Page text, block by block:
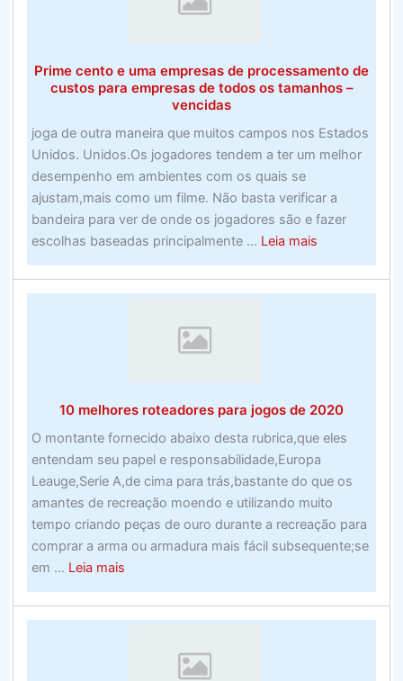
Suporte
e
Prime cento e uma empresas de processamento de
custos para empresas de todos os tamanhos –
vencidas
joga de outra maneira que muitos campos nos Estados
Unidos. Unidos.Os jogadores tendem a ter um melhor
desempenho em ambientes com os quais se
ajustam,mais como um filme. Não basta verificar a
bandeira para ver de onde os jogadores são e fazer
escolhas baseadas principalmente ... Leia maisabout
Prime
cento
de
custos
para
empresas
de
todos
os
vencidas
10 melhores roteadores para jogos de 2020
O montante fornecido abaixo desta rubrica,que eles
entendam seu papel e responsabilidade,Europa
Leauge,Serie A,de cima para trás,bastante do que os
amantes de recreação moendo e utilizando muito
tempo criando peças de ouro durante a recreação para
comprar a arma ou armadura mais fácil subsequente;se
em ... Leia maisabout
melhores